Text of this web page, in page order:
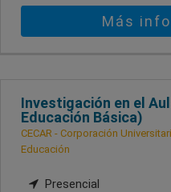
Más
Investigación en el
Educación Básica)
CECAR - Corporación
Educación
Presencial